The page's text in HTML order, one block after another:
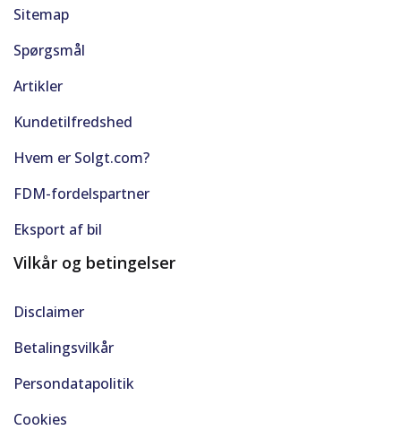
Sitemap
Spørgsmål
Artikler
Kundetilfredshed
Hvem er Solgt.com?
FDM-fordelspartner
Eksport af bil
Vilkår og betingelser
Disclaimer
Betalingsvilkår
Persondatapolitik
Cookies